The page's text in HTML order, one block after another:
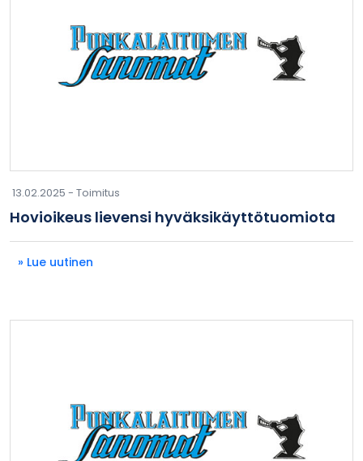
13.02.2025 - Toimitus
Hovioikeus lievensi hyväksikäyttötuomiota
» Lue uutinen